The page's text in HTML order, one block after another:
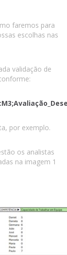
faremos para
escolhas nas
validação de
por exemplo.
os analistas
na imagem 1